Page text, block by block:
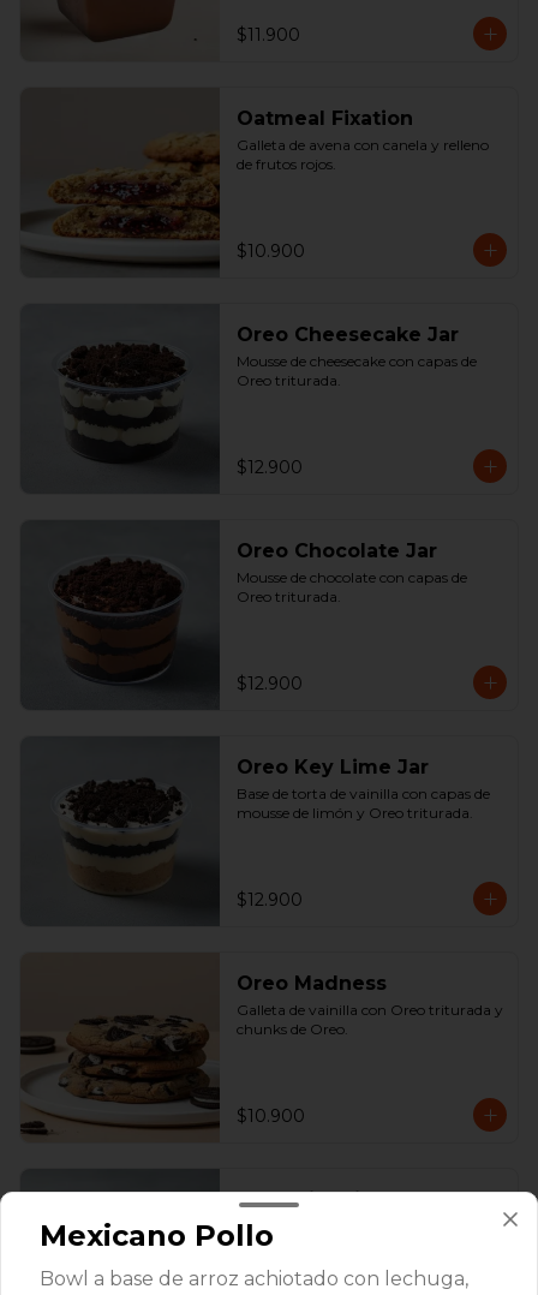
$11.900
Oatmeal Fixation
Galleta de avena con canela y relleno
de frutos rojos.
$10.900
Oreo Cheesecake Jar
Mousse de cheesecake con capas de
Oreo triturada.
$12.900
Oreo Chocolate Jar
Mousse de chocolate con capas de
Oreo triturada.
$12.900
Oreo Key Lime Jar
Base de torta de vainilla con capas de
mousse de limón y Oreo triturada.
$12.900
Oreo Madness
Galleta de vainilla con Oreo triturada y
chunks de Oreo.
$10.900
Oreo Tiramisú Jar
Base de torta de vainilla bañada en
almíbar de café con capas de mousse
Mexicano Pollo
Bowl a base de arroz achiotado con lechuga,